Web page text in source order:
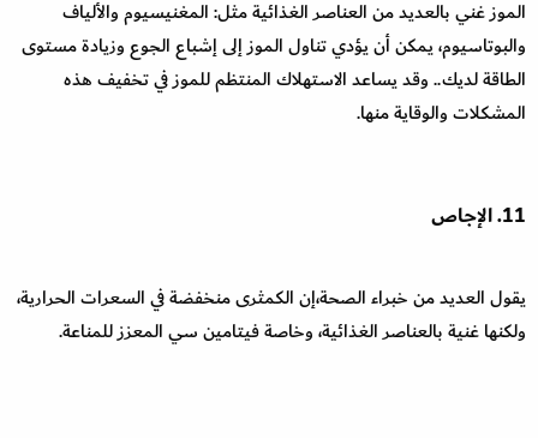
الموز غني بالعديد من العناصر الغذائية مثل: المغنيسيوم والألياف
والبوتاسيوم، يمكن أن يؤدي تناول الموز إلى إشباع الجوع وزيادة مستوى
الطاقة لديك.. وقد يساعد الاستهلاك المنتظم للموز في تخفيف هذه
المشكلات والوقاية منها.
11. الإجاص
يقول العديد من خبراء الصحة،إن الكمثرى منخفضة في السعرات الحرارية،
ولكنها غنية بالعناصر الغذائية، وخاصة فيتامين سي المعزز للمناعة.